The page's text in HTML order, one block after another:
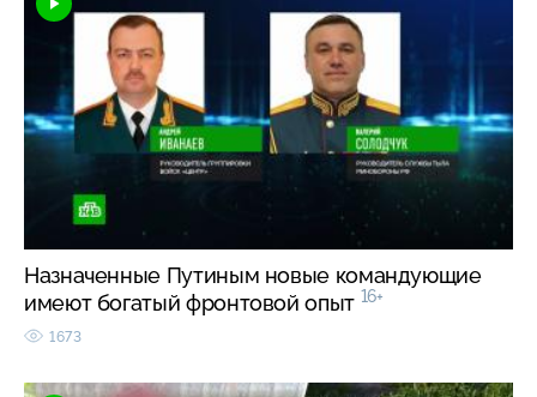
Назначенные Путиным новые командующие
имеют богатый фронтовой опыт 16+
1673